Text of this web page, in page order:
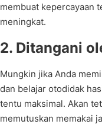
membuat kepercayaan
meningkat.
2. Ditangani
Mungkin jika Anda
dan belajar otodidak
tentu maksimal. Akan
memutuskan memakai